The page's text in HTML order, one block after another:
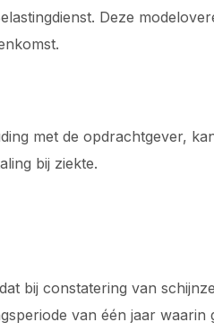
Deze
met de opdrachtgever,
bij ziekte.
bij constatering van
van één jaar